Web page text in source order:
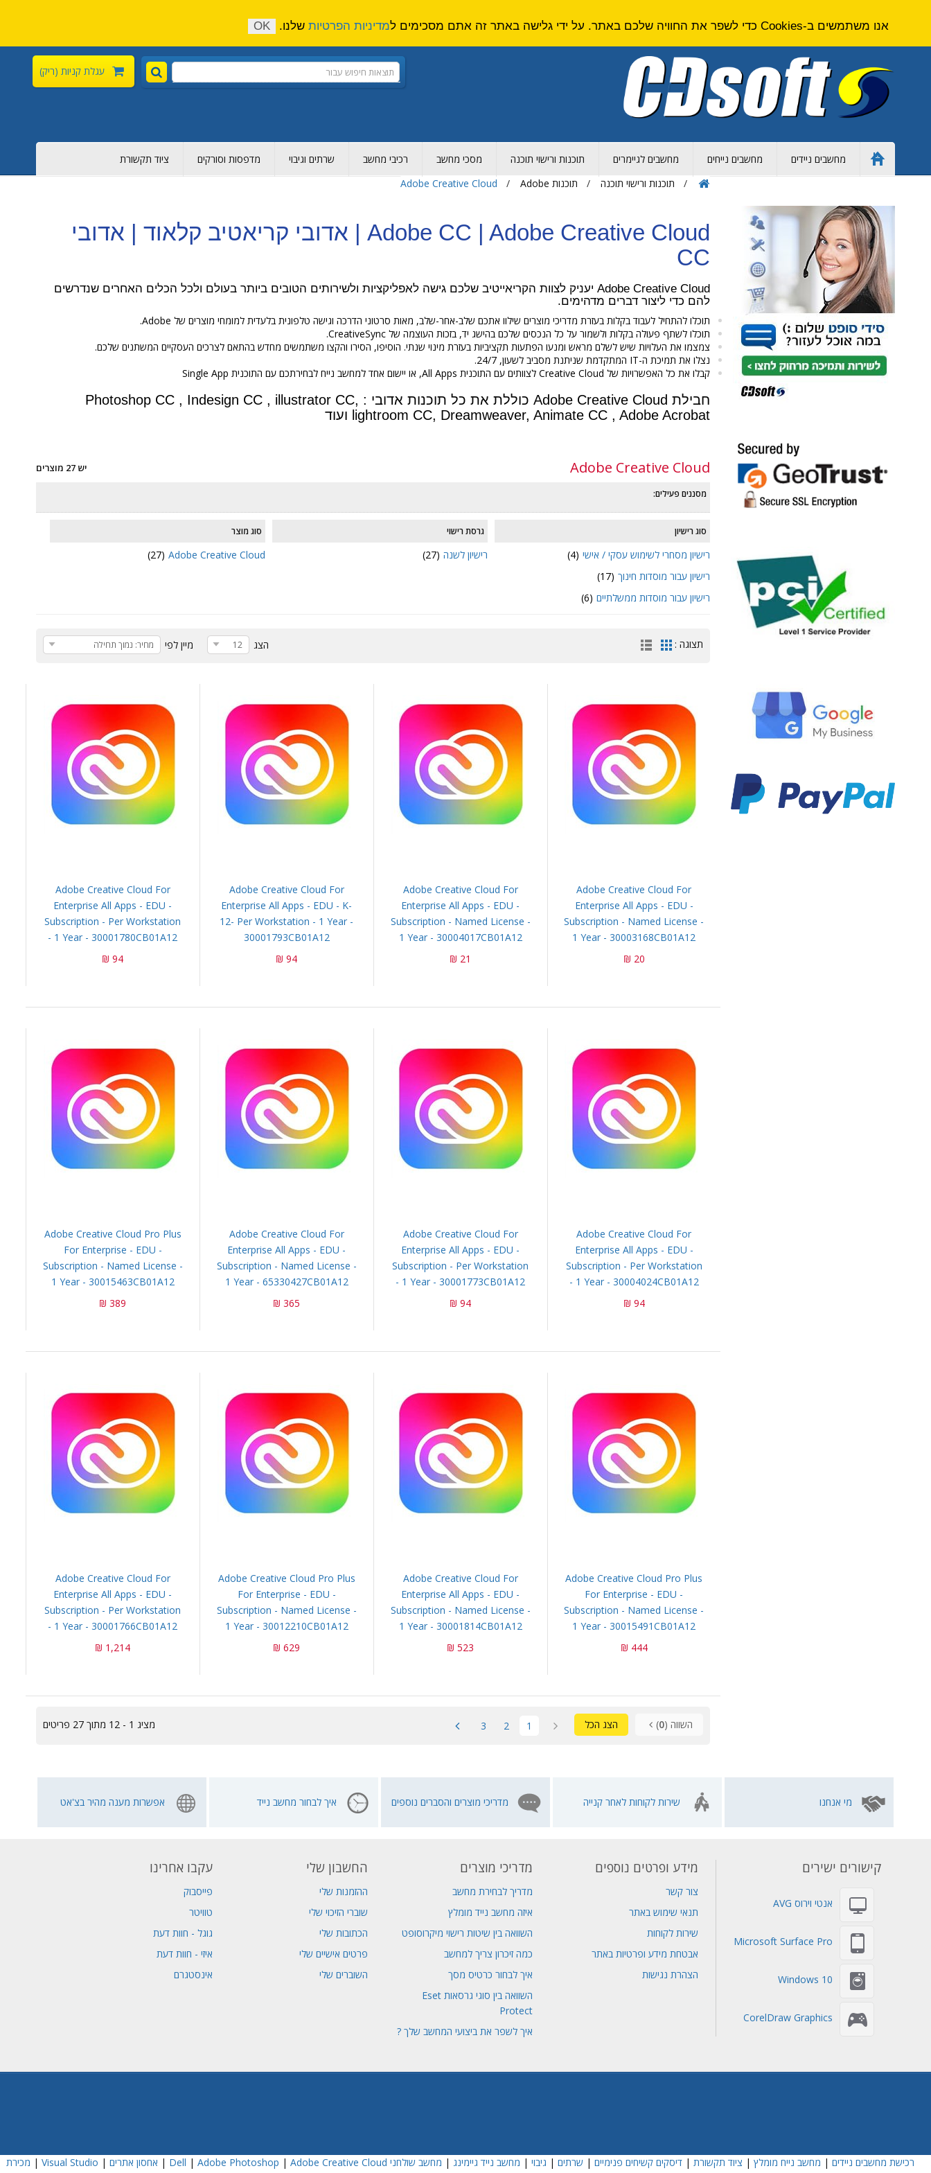
עגלת קניות (ריק)
Home
Page
מחשבים ניידים מחשבים נייחים מחשבים לגיימרים תוכנות ורישוי תוכנה מסכי מחשב רכיבי מחשב שרתים וגיבוי מדפסות וסורקים
ציוד תקשורת
תוכנות ורישוי תוכנה
תוכנות Adobe Adobe Creative Cloud
Adobe CC | Adobe Creative Cloud | אדובי קריאטיב קלאוד | אדובי
CC
Adobe Creative Cloud יעניק לצוות הקריאייטיב שלכם גישה לאפליקציות ולשירותים הטובים ביותר בעולם ולכל הכלים האחרים שנדרשים
להם כדי ליצור דברים מדהימים.
תוכלו להתחיל לעבוד בקלות בעזרת מדריכי מוצרים שילוו אתכם שלב-אחר-שלב, מאות סרטוני הדרכה וגישה טלפונית בלעדית למומחי מוצרים של Adobe.
תוכלו לשתף פעולה בקלות ולשמור על כל הנכסים שלכם בהישג יד, בזכות העוצמה של CreativeSync.
צמצמו את העלויות שיש לשלם מראש ומנעו הפתעות תקציביות בעזרת מינוי שנתי. הוסיפו, הסירו והקצו משתמשים מחדש בהתאם לצרכים העסקיים המשתנים שלכם.
נצלו את תמיכת ה-IT המתקדמת שניתנת מסביב לשעון, 24/7.
קבלו את כל האפשרויות של Creative Cloud לצוותים עם התוכנית All Apps, או יישום אחד למחשב נייח לבחירתכם עם התוכנית Single App
חבילת Adobe Creative Cloud כוללת את כל תוכנות אדובי : Photoshop CC , Indesign CC , illustrator CC,
lightroom CC, Dreamweaver, Animate CC , Adobe Acrobat ועוד
Adobe Creative Cloud יש 27 מוצרים
מסננים פעילים:
סוג רישיון
רישיון מסחרי לשימוש עסקי / אישי (4)
רישיון עבור מוסדות חינוך (17)
רישיון עבור מוסדות ממשלתיים (6)
גרסת רישוי
רישיון לשנה (27)
סוג מוצר
Adobe Creative Cloud
(27)
תצוגה : מיין לפי מחיר: נמוך תחילה הצג 12
Adobe Creative Cloud For
Enterprise All Apps - EDU -
Subscription - Named License -
1 Year - 30003168CB01A12
20 ₪
Adobe Creative Cloud For
Enterprise All Apps - EDU -
Subscription - Named License -
1 Year - 30004017CB01A12
21 ₪
Adobe Creative Cloud For
Enterprise All Apps - EDU - K-
12- Per Workstation - 1 Year -
30001793CB01A12
94 ₪
Adobe Creative Cloud For
Enterprise All Apps - EDU -
Subscription - Per Workstation
- 1 Year - 30001780CB01A12
94 ₪
Adobe Creative Cloud For
Enterprise All Apps - EDU -
Subscription - Per Workstation
- 1 Year - 30004024CB01A12
94 ₪
Adobe Creative Cloud For
Enterprise All Apps - EDU -
Subscription - Per Workstation
- 1 Year - 30001773CB01A12
94 ₪
Adobe Creative Cloud For
Enterprise All Apps - EDU -
Subscription - Named License -
1 Year - 65330427CB01A12
365 ₪
Adobe Creative Cloud Pro Plus
For Enterprise - EDU -
Subscription - Named License -
1 Year - 30015463CB01A12
389 ₪
Adobe Creative Cloud Pro Plus
For Enterprise - EDU -
Subscription - Named License -
1 Year - 30015491CB01A12
444 ₪
Adobe Creative Cloud For
Enterprise All Apps - EDU -
Subscription - Named License -
1 Year - 30001814CB01A12
523 ₪
Adobe Creative Cloud Pro Plus
For Enterprise - EDU -
Subscription - Named License -
1 Year - 30012210CB01A12
629 ₪
Adobe Creative Cloud For
Enterprise All Apps - EDU -
Subscription - Per Workstation
- 1 Year - 30001766CB01A12
1,214 ₪
השווה (0
) הצג הכל 1
2
3 מציג 1 - 12 מתוך 27 פריטים
מי אנחנו שירות לקוחות לאחר קנייה מדריכי מוצרים והסברים נוספים איך לבחור מחשב נייד אפשרות מענה מהיר בצ'אט
קישורים ישירים
אנטי וירוס AVG
Microsoft Surface Pro
Windows 10
CorelDraw Graphics
מידע ופרטים נוספים
צור קשר
תנאי שימוש באתר
שירות לקוחות
אבטחת מידע ופרטיות באתר
הצהרת נגישות
מדריכי מוצרים
מדריך לבחירת מחשב
איזה מחשב נייד מומלץ
השוואה בין שיטות רישוי מיקרוסופט
כמה זיכרון צריך למחשב
איך לבחור כרטיס מסך
השוואה בין סוגי גרסאות Eset
Protect
איך לשפר את ביצועי המחשב שלך ?
החשבון שלי
ההזמנות שלי
שוברי הזיכוי שלי
הכתובות שלי
פרטים אישיים שלי
השוברים שלי
עקבו אחרינו
פייסבוק
טוויטר
גוגל - חוות דעת
איזי - חוות דעת
אינסטגרם
אנו משתמשים ב-Cookies כדי לשפר את החוויה שלכם באתר. על ידי גלישה באתר זה אתם מסכימים ל מדיניות הפרטיות שלנו. OK
רכישת מחשבים ניידים | מחשב נייח מומלץ | ציוד תקשורת |דיסקים קשיחים פנימיים | שרתים | גיבוי | מחשב נייד גיימינג | מחשב שולחני Dell | Adobe Photoshop | Adobe Creative Cloud
| אחסון אתרים |
Visual Studio
| מכירת